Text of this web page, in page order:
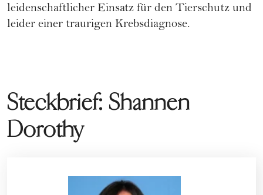
leidenschaftlicher Einsatz für den Tierschutz und
leider einer traurigen Krebsdiagnose.
Steckbrief: Shannen
Dorothy